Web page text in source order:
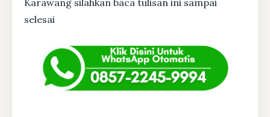
Karawang silahkan baca tulisan ini sampai
selesai